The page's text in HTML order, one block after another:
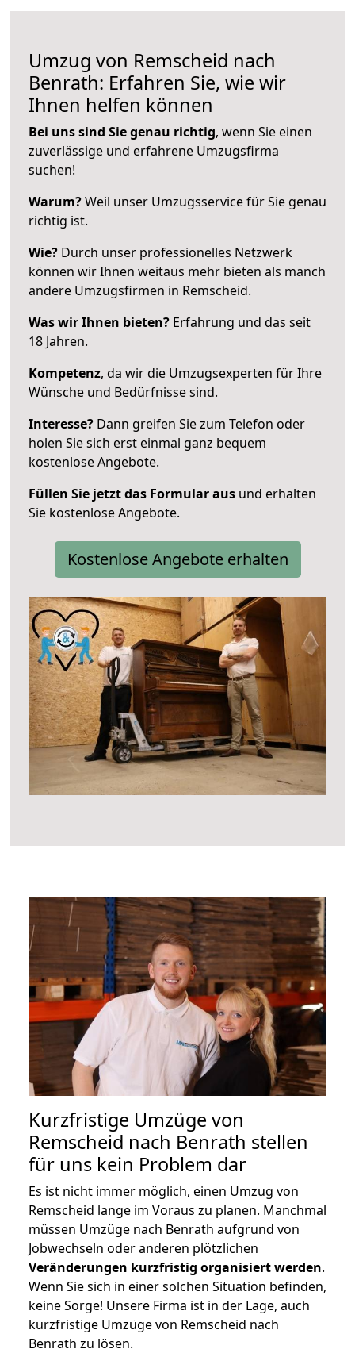
Umzug von Remscheid nach
Benrath: Erfahren Sie, wie wir
Ihnen helfen können
Bei uns sind Sie genau richtig, wenn Sie einen
zuverlässige und erfahrene Umzugsfirma
suchen!
Warum?Weil unser Umzugsservice für Sie genau
richtig ist.
Wie? Durch unser professionelles Netzwerk
können wir Ihnen weitaus mehr bieten als manch
andere Umzugsfirmen in Remscheid.
Was wir Ihnen bieten? Erfahrung und das seit
18 Jahren.
Kompetenz, da wir die Umzugsexperten für Ihre
Wünsche und Bedürfnisse sind.
Interesse? Dann greifen Sie zum Telefon oder
holen Sie sich erst einmal ganz bequem
kostenlose Angebote.
Füllen Sie jetzt das Formular aus und erhalten
Sie kostenlose Angebote.
Kostenlose Angebote erhalten
Kurzfristige Umzüge von
Remscheid nach Benrath stellen
für uns kein Problem dar
Es ist nicht immer möglich, einen Umzug von
Remscheid lange im Voraus zu planen. Manchmal
müssen Umzüge nach Benrath aufgrund von
Jobwechseln oder anderen plötzlichen
Veränderungen kurzfristig organisiert werden.
Wenn Sie sich in einer solchen Situation befinden,
keine Sorge! Unsere Firma ist in der Lage, auch
kurzfristige Umzüge von Remscheid nach
Benrath zu lösen.